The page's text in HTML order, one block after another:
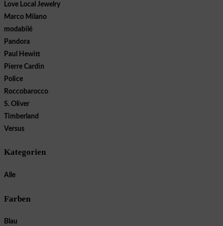
Love Local Jewelry
Marco Milano
modabilé
Pandora
Paul Hewitt
Pierre Cardin
Police
Roccobarocco
S. Oliver
Timberland
Versus
Kategorien
Alle
Farben
Blau